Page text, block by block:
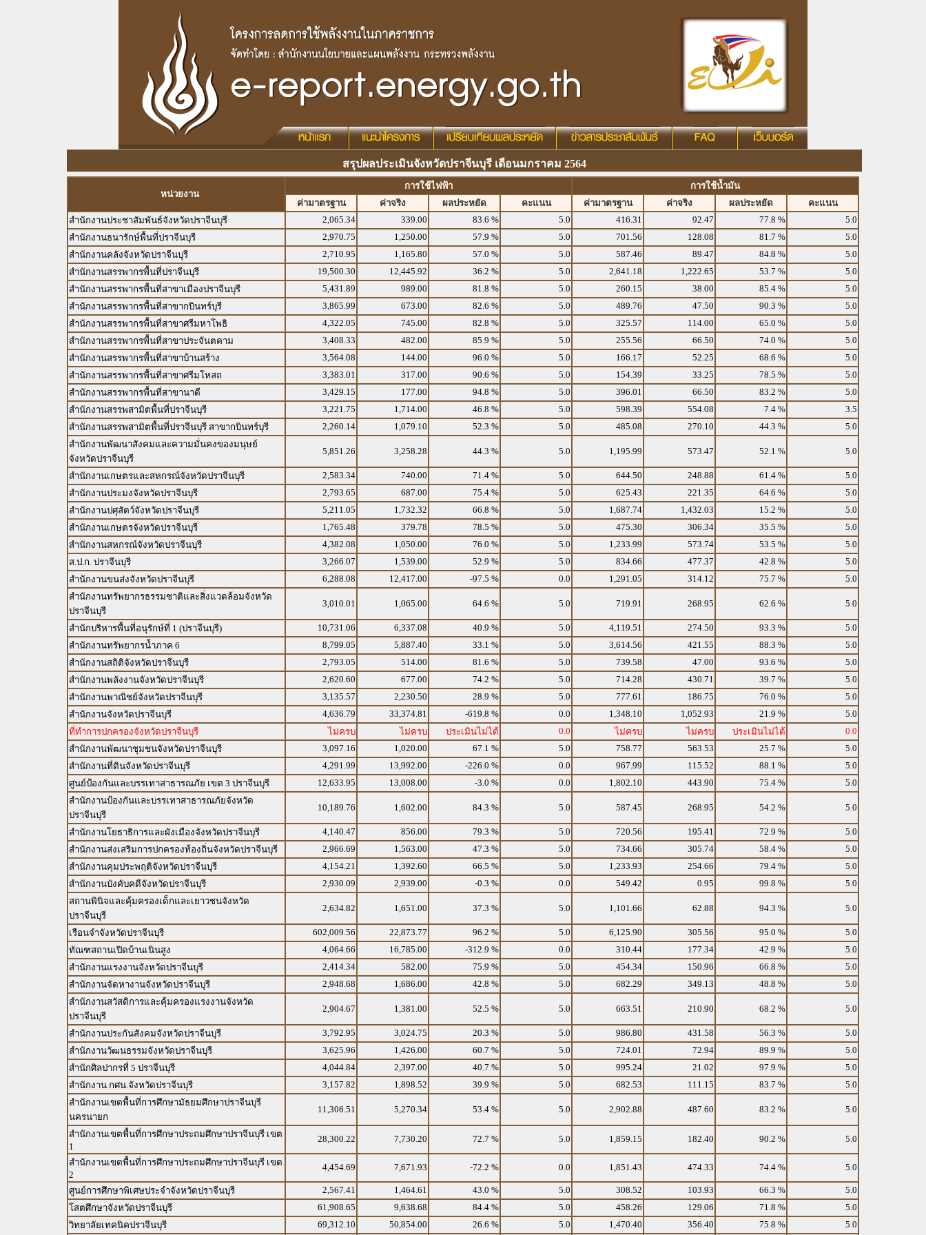
สรุปผลประเมินจังหวัดปราจีนบุรี เดือนมกราคม 2564
หน่วยงาน
การใช้ไฟฟ้า
การใช้น้ำมัน
ค่ามาตรฐาน
ค่าจริง ผลประหยัด คะแนน ค่ามาตรฐาน ค่าจริง ผลประหยัด
คะแนน
สำนักงานประชาสัมพันธ์จังหวัดปราจีนบุรี
2,065.34 339.00 83.6 % 5.0 416.31 92.47 77.8 %
5.0
สำนักงานธนารักษ์พื้นที่ปราจีนบุรี
2,970.75 1,250.00 57.9 % 5.0 701.56 128.08 81.7 %
5.0
สำนักงานคลังจังหวัดปราจีนบุรี
2,710.95 1,165.80 57.0 % 5.0 587.46 89.47 84.8 %
5.0
สำนักงานสรรพากรพื้นที่ปราจีนบุรี
19,500.30 12,445.92 36.2 % 5.0 2,641.18 1,222.65 53.7 %
5.0
สำนักงานสรรพากรพื้นที่สาขาเมืองปราจีนบุรี
5,431.89 989.00 81.8 % 5.0 260.15 38.00 85.4 %
5.0
สำนักงานสรรพากรพื้นที่สาขากบินทร์บุรี
3,865.99 673.00 82.6 % 5.0 489.76 47.50 90.3 %
5.0
สำนักงานสรรพากรพื้นที่สาขาศรีมหาโพธิ
4,322.05 745.00 82.8 % 5.0 325.57 114.00 65.0 %
5.0
สำนักงานสรรพากรพื้นที่สาขาประจันตคาม
3,408.33 482.00 85.9 % 5.0 255.56 66.50 74.0 %
5.0
สำนักงานสรรพากรพื้นที่สาขาบ้านสร้าง
3,564.08 144.00 96.0 % 5.0 166.17 52.25 68.6 %
5.0
สำนักงานสรรพากรพื้นที่สาขาศรีมโหสถ
3,383.01 317.00 90.6 % 5.0 154.39 33.25 78.5 %
5.0
สำนักงานสรรพากรพื้นที่สาขานาดี
3,429.15 177.00 94.8 % 5.0 396.01 66.50 83.2 %
5.0
สำนักงานสรรพสามิตพื้นที่ปราจีนบุรี
3,221.75 1,714.00 46.8 % 5.0 598.39 554.08 7.4 %
3.5
สำนักงานสรรพสามิตพื้นที่ปราจีนบุรี สาขากบินทร์บุรี
2,260.14 1,079.10 52.3 % 5.0 485.08 270.10 44.3 %
5.0
สำนักงานพัฒนาสังคมและความมั่นคงของมนุษย์
จังหวัดปราจีนบุรี
5,851.26 3,258.28 44.3 % 5.0 1,195.99 573.47 52.1 % 5.0
สำนักงานเกษตรและสหกรณ์จังหวัดปราจีนบุรี 2,583.34 740.00 71.4 % 5.0 644.50 248.88 61.4 %
5.0
สำนักงานประมงจังหวัดปราจีนบุรี
2,793.65 687.00 75.4 % 5.0 625.43 221.35 64.6 %
5.0
สำนักงานปศุสัตว์จังหวัดปราจีนบุรี
5,211.05 1,732.32 66.8 % 5.0 1,687.74 1,432.03 15.2 %
5.0
สำนักงานเกษตรจังหวัดปราจีนบุรี
1,765.48 379.78 78.5 % 5.0 475.30 306.34 35.5 %
5.0
สำนักงานสหกรณ์จังหวัดปราจีนบุรี
4,382.08 1,050.00 76.0 % 5.0 1,233.99 573.74 53.5 %
5.0
ส.ป.ก. ปราจีนบุรี
3,266.07 1,539.00 52.9 % 5.0 834.66 477.37 42.8 %
5.0
สำนักงานขนส่งจังหวัดปราจีนบุรี
6,288.08 12,417.00 -97.5 % 0.0 1,291.05 314.12 75.7 %
5.0
สำนักงานทรัพยากรธรรมชาติและสิ่งแวดล้อมจังหวัด
ปราจีนบุรี
3,010.01 1,065.00 64.6 % 5.0 719.91 268.95 62.6 % 5.0
สำนักบริหารพื้นที่อนุรักษ์ที่ 1 (ปราจีนบุรี) 10,731.06 6,337.08 40.9 % 5.0 4,119.51 274.50 93.3 %
5.0
สำนักงานทรัพยากรน้ำภาค 6
8,799.05 5,887.40 33.1 % 5.0 3,614.56 421.55 88.3 %
5.0
สำนักงานสถิติจังหวัดปราจีนบุรี
2,793.05 514.00 81.6 % 5.0 739.58 47.00 93.6 %
5.0
สำนักงานพลังงานจังหวัดปราจีนบุรี
2,620.60 677.00 74.2 % 5.0 714.28 430.71 39.7 %
5.0
สำนักงานพาณิชย์จังหวัดปราจีนบุรี
3,135.57 2,230.50 28.9 % 5.0 777.61 186.75 76.0 %
5.0
สำนักงานจังหวัดปราจีนบุรี
4,636.79 33,374.81 -619.8 % 0.0 1,348.10 1,052.93 21.9 %
5.0
ที่ทำการปกครองจังหวัดปราจีนบุรี
ไม่ครบ ไม่ครบ ประเมินไม่ได้ 0.0 ไม่ครบ ไม่ครบ ประเมินไม่ได้
0.0
สำนักงานพัฒนาชุมชนจังหวัดปราจีนบุรี
3,097.16 1,020.00 67.1 % 5.0 758.77 563.53 25.7 %
5.0
สำนักงานที่ดินจังหวัดปราจีนบุรี
4,291.99 13,992.00 -226.0 % 0.0 967.99 115.52 88.1 %
5.0
ศูนย์ป้องกันและบรรเทาสาธารณภัย เขต 3 ปราจีนบุรี
12,633.95 13,008.00 -3.0 % 0.0 1,802.10 443.90 75.4 %
5.0
สำนักงานป้องกันและบรรเทาสาธารณภัยจังหวัด
ปราจีนบุรี
10,189.76 1,602.00 84.3 % 5.0 587.45 268.95 54.2 % 5.0
สำนักงานโยธาธิการและผังเมืองจังหวัดปราจีนบุรี 4,140.47 856.00 79.3 % 5.0 720.56 195.41 72.9 %
5.0
สำนักงานส่งเสริมการปกครองท้องถิ่นจังหวัดปราจีนบุรี
2,966.69 1,563.00 47.3 % 5.0 734.66 305.74 58.4 %
5.0
สำนักงานคุมประพฤติจังหวัดปราจีนบุรี
4,154.21 1,392.60 66.5 % 5.0 1,233.93 254.66 79.4 %
5.0
สำนักงานบังคับคดีจังหวัดปราจีนบุรี
2,930.09 2,939.00 -0.3 % 0.0 549.42 0.95 99.8 %
5.0
สถานพินิจและคุ้มครองเด็กและเยาวชนจังหวัด
ปราจีนบุรี
2,634.82 1,651.00 37.3 % 5.0 1,101.66 62.88 94.3 % 5.0
เรือนจำจังหวัดปราจีนบุรี 602,009.56 22,873.77 96.2 % 5.0 6,125.90 305.56 95.0 %
5.0
ทัณฑสถานเปิดบ้านเนินสูง
4,064.66 16,785.00 -312.9 % 0.0 310.44 177.34 42.9 %
5.0
สำนักงานแรงงานจังหวัดปราจีนบุรี
2,414.34 582.00 75.9 % 5.0 454.34 150.96 66.8 %
5.0
สำนักงานจัดหางานจังหวัดปราจีนบุรี
2,948.68 1,686.00 42.8 % 5.0 682.29 349.13 48.8 %
5.0
สำนักงานสวัสดิการและคุ้มครองแรงงานจังหวัด
ปราจีนบุรี
2,904.67 1,381.00 52.5 % 5.0 663.51 210.90 68.2 % 5.0
สำนักงานประกันสังคมจังหวัดปราจีนบุรี 3,792.95 3,024.75 20.3 % 5.0 986.80 431.58 56.3 %
5.0
สำนักงานวัฒนธรรมจังหวัดปราจีนบุรี
3,625.96 1,426.00 60.7 % 5.0 724.01 72.94 89.9 %
5.0
สำนักศิลปากรที่ 5 ปราจีนบุรี
4,044.84 2,397.00 40.7 % 5.0 995.24 21.02 97.9 %
5.0
สำนักงาน กศน.จังหวัดปราจีนบุรี
3,157.82 1,898.52 39.9 % 5.0 682.53 111.15 83.7 %
5.0
สำนักงานเขตพื้นที่การศึกษามัธยมศึกษาปราจีนบุรี
นครนายก
11,306.51 5,270.34 53.4 % 5.0 2,902.88 487.60 83.2 % 5.0
สำนักงานเขตพื้นที่การศึกษาประถมศึกษาปราจีนบุรี เขต
1
28,300.22 7,730.20 72.7 % 5.0 1,859.15 182.40 90.2 % 5.0
สำนักงานเขตพื้นที่การศึกษาประถมศึกษาปราจีนบุรี เขต
2
4,454.69 7,671.93 -72.2 % 0.0 1,851.43 474.33 74.4 % 5.0
ศูนย์การศึกษาพิเศษประจำจังหวัดปราจีนบุรี 2,567.41 1,464.61 43.0 % 5.0 308.52 103.93 66.3 %
5.0
โสตศึกษาจังหวัดปราจีนบุรี
61,908.65 9,638.68 84.4 % 5.0 458.26 129.06 71.8 %
5.0
วิทยาลัยเทคนิคปราจีนบุรี
69,312.10 50,854.00 26.6 % 5.0 1,470.40 356.40 75.8 % 5.0